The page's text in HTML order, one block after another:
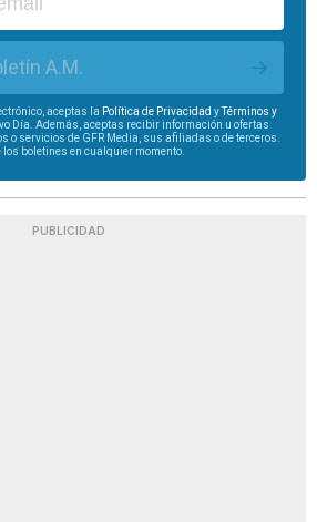
A.M.
aceptas la Política de Privacidad yTérminos y
Día. Además, aceptas recibir información u ofertas
o servicios de GFR Media, sus afiliadas o de terceros.
boletines en cualquier momento.
PUBLICIDAD